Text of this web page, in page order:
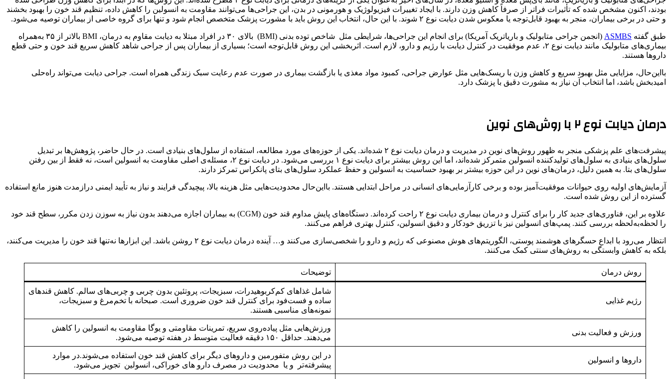
بودند، اکنون مشخص شده که تأثیرات فراتر از صرفاً کاهش وزن دارند. با ایجاد تغییرات فیزیولوژیک و هورمونی در بدن، این جراحی‌ها می‌توانند مقاومت به انسولین را کاهش داده، تنظیم قند خون را بهبود بخشند
و حتی در برخی بیماران، منجر به بهبود قابل‌توجه یا معکوس شدن دیابت نوع ۲ شوند. با این حال، انتخاب این روش باید با مشورت پزشک متخصص انجام شود و تنها برای گروه خاصی از بیماران توصیه می‌شود.
طبق گفته ASMBS
(انجمن جراحی متابولیک و باریاتریک آمریکا) برای انجام این جراحی‌ها، شرایطی مثل شاخص توده بدنی (BMI) بالای ۳۰ در افراد مبتلا به دیابت مقاوم به درمان، BMI بالاتر از ۳۵ به‌همراه
بیماری‌های متابولیک مانند دیابت نوع ۲، عدم موفقیت در کنترل دیابت با رژیم و دارو، لازم است. اثربخشی این روش قابل‌توجه است؛ بسیاری از بیماران پس از جراحی شاهد کاهش سریع قند خون و حتی قطع
داروها هستند.
بااین‌حال، مزایایی مثل بهبود سریع و کاهش وزن با ریسک‌هایی مثل عوارض جراحی، کمبود مواد مغذی یا بازگشت بیماری در صورت عدم رعایت سبک زندگی همراه است. جراحی دیابت می‌تواند راه‌حلی
امیدبخش باشد، اما انتخاب آن نیاز به مشورت دقیق با پزشک دارد.
درمان دیابت نوع ۲ با روش‌های نوین
پیشرفت‌های علم پزشکی منجر به ظهور روش‌های نوین در مدیریت و درمان دیابت نوع ۲ شده‌اند. یکی از حوزه‌های مورد مطالعه، استفاده از سلول‌های بنیادی است. در حال حاضر، پژوهش‌ها بر تبدیل
سلول‌های بنیادی به سلول‌های تولیدکننده انسولین متمرکز شده‌اند، اما این روش بیشتر برای دیابت نوع ۱ بررسی می‌شود. در دیابت نوع ۲، مسئله‌ی اصلی مقاومت به انسولین است، نه فقط از بین رفتن
سلول‌های بتا. به همین دلیل، درمان‌های نوین در این حوزه بیشتر بر بهبود حساسیت به انسولین و حفظ عملکرد سلول‌های بتای پانکراس تمرکز دارند.
آزمایش‌های اولیه روی حیوانات موفقیت‌آمیز بوده و برخی کارآزمایی‌های انسانی در مراحل ابتدایی هستند. بااین‌حال محدودیت‌هایی مثل هزینه بالا، پیچیدگی فرایند و نیاز به تأیید ایمنی درازمدت هنوز مانع استفاده
گسترده از این روش شده است.
علاوه بر این، فناوری‌های جدید کار را برای کنترل و درمان بیماری دیابت نوع ۲ راحت کرده‌اند. دستگاه‌های پایش مداوم قند خون (CGM) به بیماران اجازه می‌دهند بدون نیاز به سوزن زدن مکرر، سطح قند خود
را لحظه‌به‌لحظه بررسی کنند. پمپ‌های انسولین نیز با تزریق خودکار و دقیق انسولین، کنترل بهتری فراهم می‌کنند.
انتظار می‌رود با ابداع حسگرهای هوشمند پوستی، الگوریتم‌های هوش مصنوعی که رژیم و دارو را شخصی‌سازی می‌کنند و… آینده درمان دیابت نوع ۲ روشن باشد. این ابزارها نه‌تنها قند خون را مدیریت می‌کنند،
بلکه به کاهش وابستگی به روش‌های سنتی کمک می‌کنند.
روش درمان توضیحات
رژیم غذایی
شامل غذاهای کم‌کربوهیدرات، سبزیجات، پروتئین بدون چربی و چربی‌های سالم. کاهش قندهای
ساده و فست‌فود برای کنترل قند خون ضروری است. صبحانه با تخم‌مرغ و سبزیجات،
نمونه‌های مناسبی هستند.
ورزش و فعالیت بدنی
ورزش‌هایی مثل پیاده‌روی سریع، تمرینات مقاومتی و یوگا مقاومت به انسولین را کاهش
می‌دهند. حداقل ۱۵۰ دقیقه فعالیت متوسط در هفته توصیه می‌شود.
داروها و انسولین
در این روش متفورمین و داروهای دیگر برای کاهش قند خون استفاده می‌شوند.در موارد
پیشرفته‌تر و یا محدودیت در مصرف دارو های خوراکی، انسولین تجویز می‌شود.